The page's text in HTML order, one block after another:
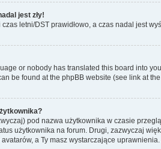
jest zły!
letni/DST prawidłowo, a czas nadal jest
or nobody has translated this board into
be found at the phpBB website (see link at
pod nazwa użytkownika w czasie
użytkownika na forum. Drugi, zazwyczaj
a Ty masz wystarczające